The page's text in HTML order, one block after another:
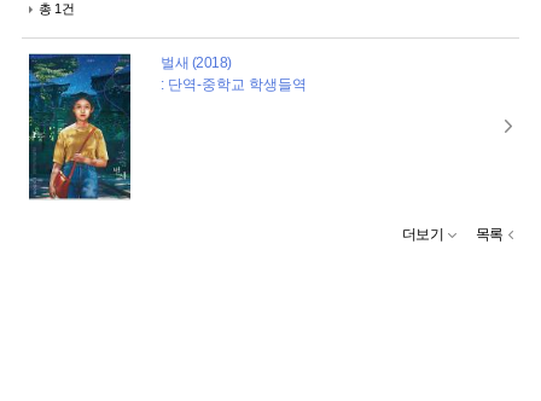
총 1건
벌새 (2018)
: 단역-중학교 학생들역
더보기 목록